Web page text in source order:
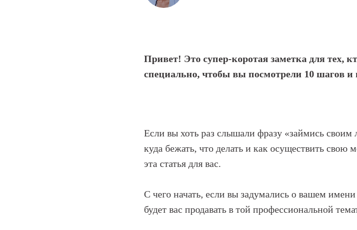
Привет! Это супер-коротая заметка для тех,
специально, чтобы вы посмотрели 10 шагов и
Если вы хоть раз слышали фразу «займись
куда бежать, что делать и как осуществить свою
эта статья для вас.
С чего начать, если вы задумались о вашем
будет вас продавать в той профессиональной